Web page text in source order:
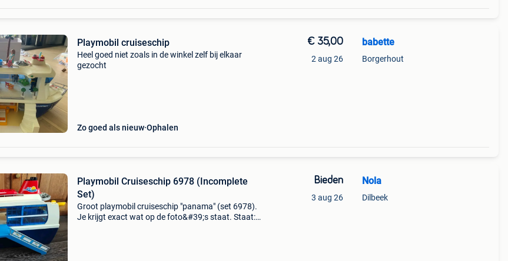
Playmobil cruiseschip
Heel goed niet zoals in de winkel zelf bij elkaar
gezocht
Zo goed als nieuw Ophalen
€ 35,00
2 aug 26
babette
Borgerhout
Playmobil Cruiseschip 6978 (Incomplete
Set)
Groot playmobil cruiseschip "panama" (set 6978).
Je krijgt exact wat op de foto&#39;s staat. Staat:
Bieden
3 aug 26
Nola
Dilbeek